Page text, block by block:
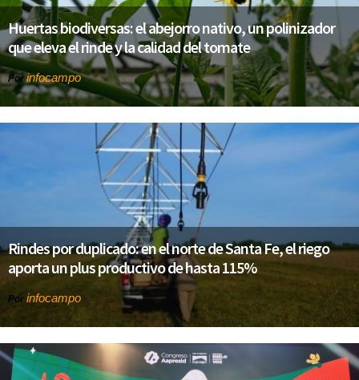
Huertas biodiversas: el abejorro nativo, un polinizador
que eleva el rinde y la calidad del tomate
Porinfocampo
Rindes por duplicado: en el norte de Santa Fe, el riego
aporta un plus productivo de hasta 115%
Por infocampo